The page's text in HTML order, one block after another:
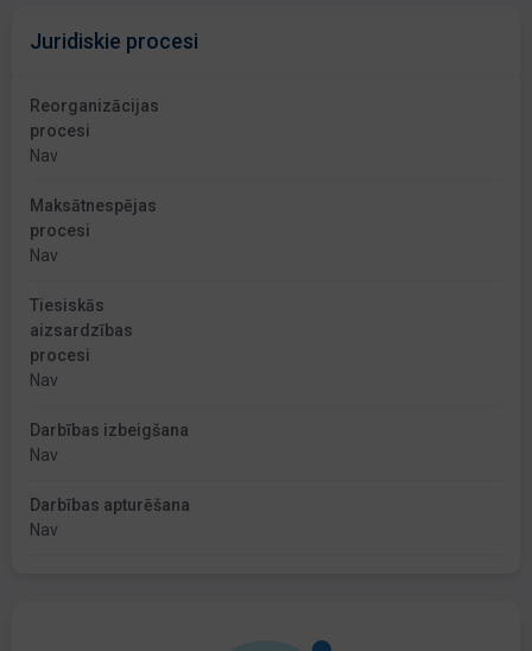
Juridiskie procesi
Reorganizācijas
procesi
Nav
Maksātnespējas
procesi
Nav
Tiesiskās
aizsardzības
procesi
Nav
Darbības izbeigšana
Nav
Darbības apturēšana
Nav